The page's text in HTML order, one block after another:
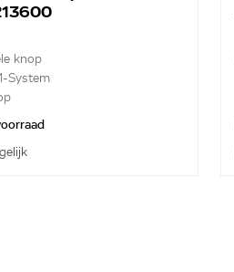
knop
System